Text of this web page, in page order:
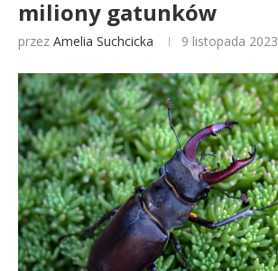
miliony gatunków
przez Amelia Suchcicka 9 listopada 2023